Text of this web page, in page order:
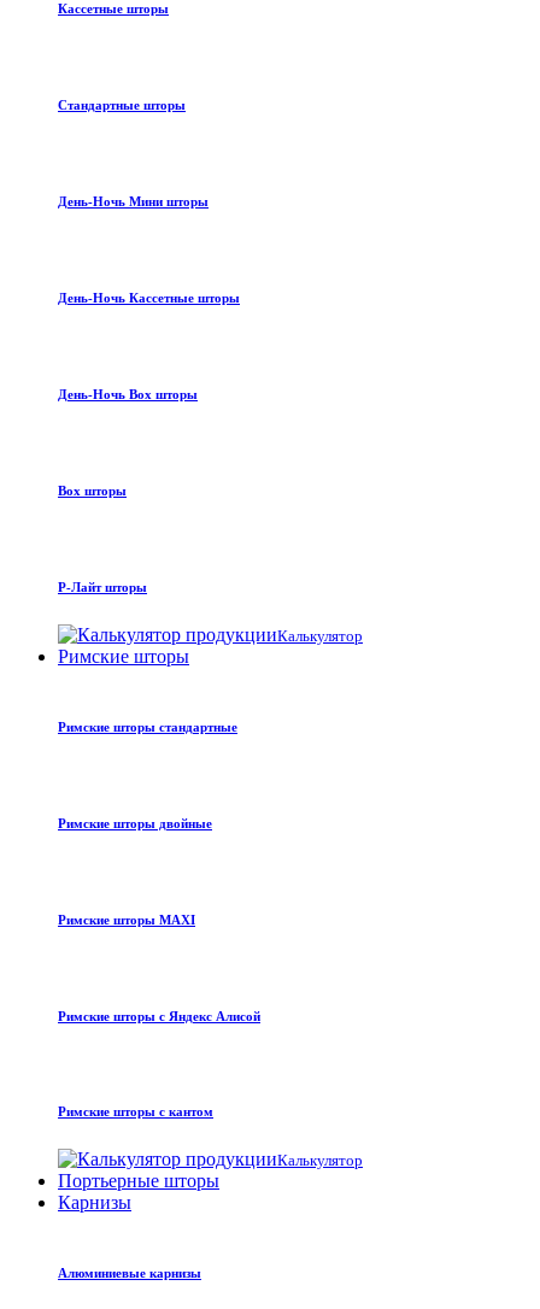
Кассетные шторы
Стандартные шторы
День-Ночь Мини шторы
День-Ночь Кассетные шторы
День-Ночь Box шторы
Box шторы
Р-Лайт шторы
Калькулятор
Римские шторы
Римские шторы стандартные
Римские шторы двойные
Римские шторы MAXI
Римские шторы с Яндекс Алисой
Римские шторы с кантом
Калькулятор
Портьерные шторы
Карнизы
Алюминиевые карнизы